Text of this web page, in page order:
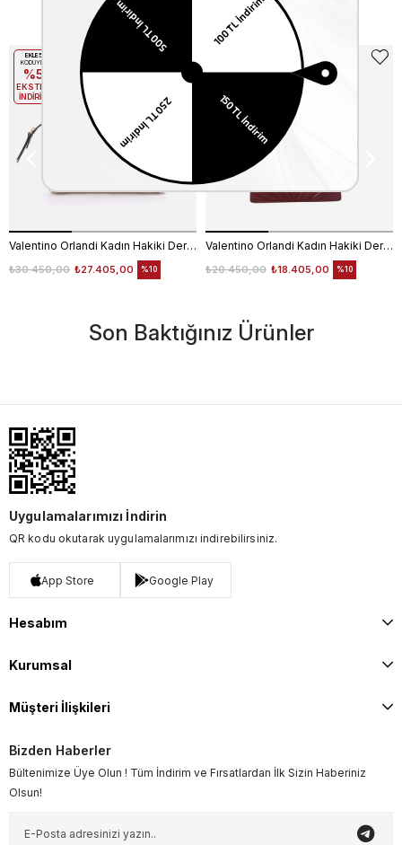
Benzer Ürünler
Valentino Orlandi Kadın Hakiki Deri Siyah Omuz Çantası
₺27.405,00
₺30.450,00 %10
EKLE5
KODUYLA
%5
EKSTRA
İNDİRİM
Valentino Orlandi Kadın Hakiki Deri Bordo Omuz Çantası
₺18.405,00
₺20.450,00 %10
%5
İNDİRİM
Son Baktığınız Ürünler
Uygulamalarımızı İndirin
QR kodu okutarak uygulamalarımızı indirebilirsiniz.
App Store Google Play
Hesabım
Kurumsal
Müşteri İlişkileri
Bizden Haberler
Bültenimize Üye Olun ! Tüm İndirim ve Fırsatlardan İlk Sizin Haberiniz
Olsun!